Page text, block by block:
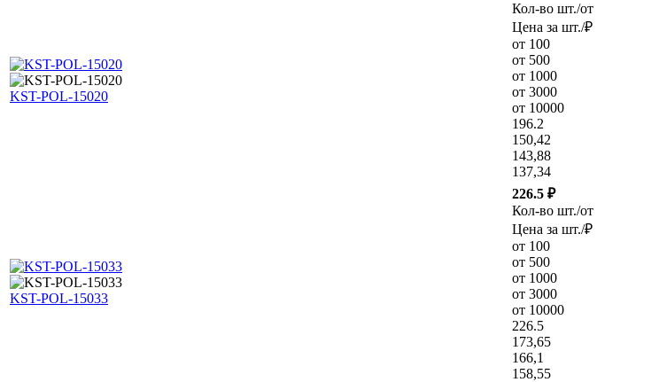
KST-POL-15020
Кол-во шт./от
Цена за шт./₽
от 100
от 500
от 1000
от 3000
от 10000
196.2
150,42
143,88
137,34
KST-POL-15033
226.5 ₽
Кол-во шт./от
Цена за шт./₽
от 100
от 500
от 1000
от 3000
от 10000
226.5
173,65
166,1
158,55